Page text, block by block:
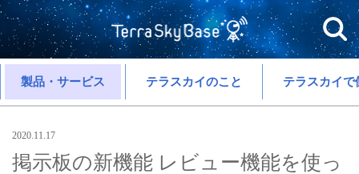
製品・サービス テラスカイのこと テラスカイで
2020.11.17
掲示板の新機能 レビュー機能を使っ